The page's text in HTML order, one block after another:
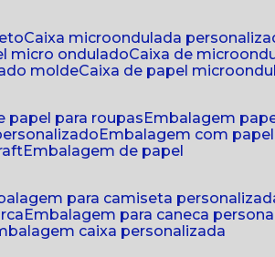
caixa microondulada
micro ondulado
caixa de
molde
caixa de papel
papel para roupas
embalagem
embalagem com
embalagem de papel
para camiseta
embalagem para caneca
caixa personalizada